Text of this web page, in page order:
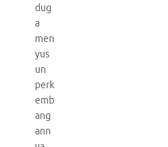
dug
a
men
yus
un
perk
emb
ang
ann